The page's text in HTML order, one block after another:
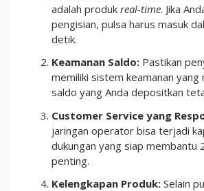
adalah produk real-time. Jika
pengisian, pulsa harus masuk
detik.
Keamanan Saldo: Pastikan
memiliki sistem keamanan yang
saldo yang Anda depositkan
Customer Service yang
jaringan operator bisa terjadi
dukungan yang siap membantu
penting.
Kelengkapan Produk: Selain